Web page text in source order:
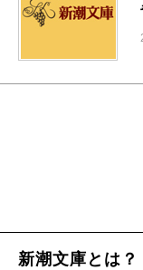
新潮文庫とは？